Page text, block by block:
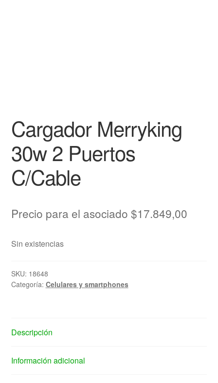
Cargador Merryking
30w 2 Puertos
C/Cable
Precio para el asociado $17.849,00
Sin existencias
SKU: 18648
Categoría: Celulares y smartphones
Descripción
Información adicional